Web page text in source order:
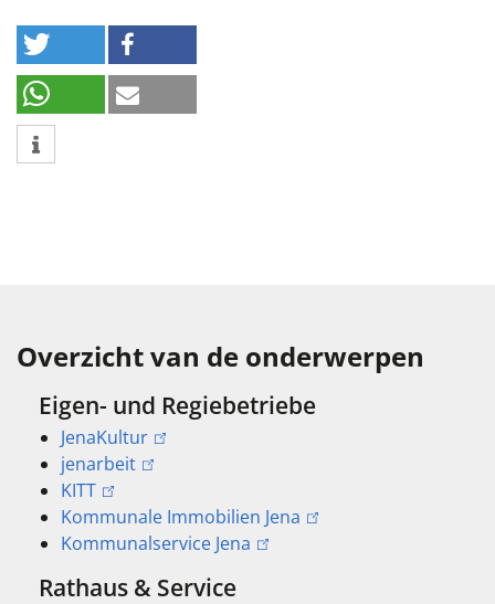
Overzicht van de onderwerpen
Eigen- und Regiebetriebe
JenaKultur
jenarbeit
KITT
Kommunale Immobilien Jena
Kommunalservice Jena
Rathaus & Service